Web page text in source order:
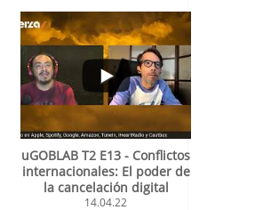
uGOBLAB T2 E13 - Conflictos
internacionales: El poder de
la cancelación digital
14.04.22